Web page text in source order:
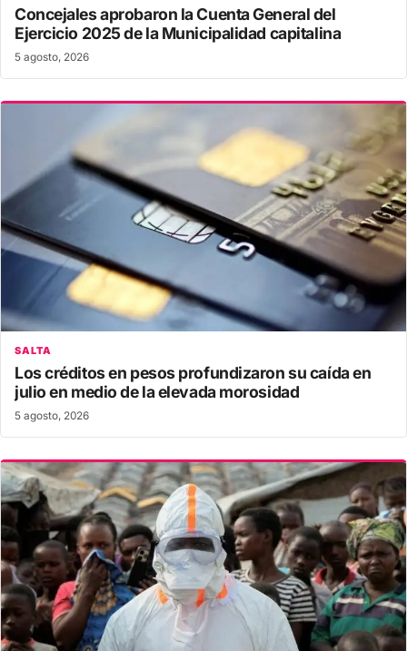
Concejales aprobaron la Cuenta General del
Ejercicio 2025 de la Municipalidad capitalina
5 agosto, 2026
SALTA
Los créditos en pesos profundizaron su caída en
julio en medio de la elevada morosidad
5 agosto, 2026